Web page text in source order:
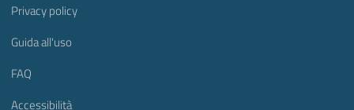
Privacy policy
Guida all'uso
FAQ
Accessibilità